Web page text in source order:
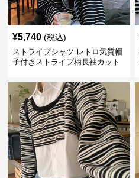
¥5,740 (税込)
ストライプシャツ レトロ気質帽
子付きストライプ柄長袖カット